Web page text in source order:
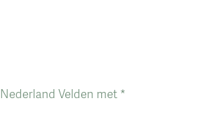
Velden met *